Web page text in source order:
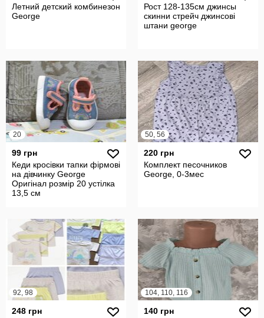
Летний детский комбинезон
George
Рост 128-135см джинсы
скинни стрейч джинсові
штани george
20
99 грн
Кеди кросівки тапки фірмові
на дівчинку George
Оригінал розмір 20 устілка
13,5 см
50, 56
220 грн
Комплект песочников
George, 0-3мес
92, 98
248 грн
104, 110, 116
140 грн